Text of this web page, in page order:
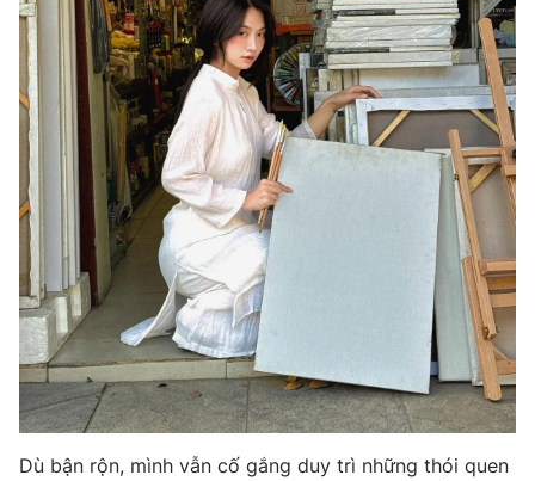
Dù bận rộn, mình vẫn cố gắng duy trì những thói quen